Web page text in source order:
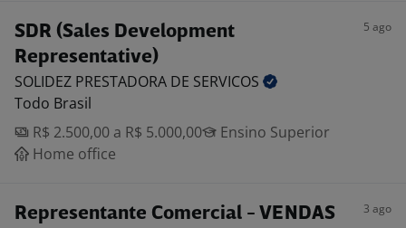
SDR (Sales Development
Representative)
5 ago
SOLIDEZ PRESTADORA DE SERVICOS
Todo Brasil
R$ 2.500,00 a R$ 5.000,00
Ensino Superior
Home office
Representante Comercial - VENDAS
3 ago